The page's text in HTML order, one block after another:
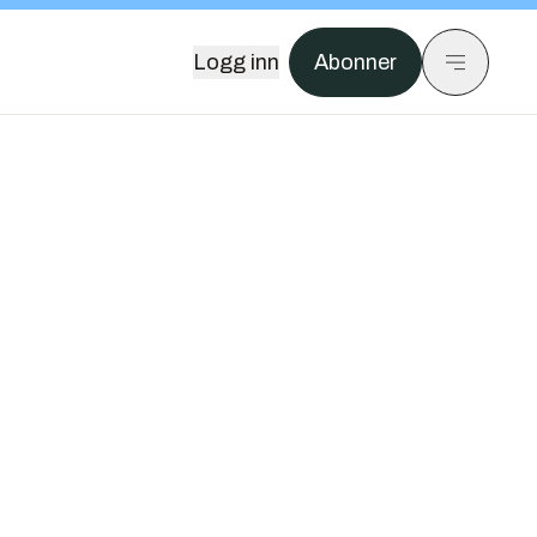
Logg inn Abonner